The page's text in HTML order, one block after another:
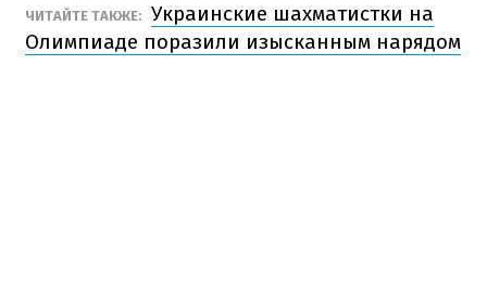
ЧИТАЙТЕ ТАКЖЕ: Украинские шахматистки на
Олимпиаде поразили изысканным нарядом